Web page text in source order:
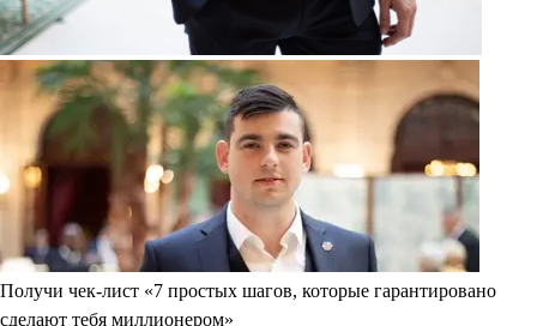
Получи чек-лист «7 простых шагов, которые гарантировано
сделают тебя миллионером»